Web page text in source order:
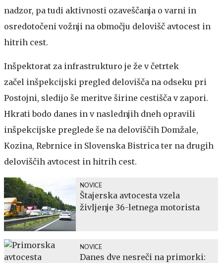
nadzor, pa tudi aktivnosti ozaveščanja o varni in
osredotočeni vožnji na območju delovišč avtocest in
hitrih cest.
Inšpektorat za infrastrukturo je že v četrtek
začel inšpekcijski pregled delovišča na odseku pri
Postojni, sledijo še meritve širine cestišča v zapori.
Hkrati bodo danes in v naslednjih dneh opravili
inšpekcijske preglede še na deloviščih Domžale,
Kozina, Rebrnice in Slovenska Bistrica ter na drugih
deloviščih avtocest in hitrih cest.
NOVICE
Štajerska avtocesta vzela
življenje 36-letnega motorista
NOVICE
Danes dve nesreči na primorki: